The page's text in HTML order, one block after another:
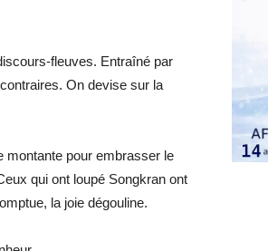
fleuves. Entraîné par
On devise sur la
montante pour embrasser le
qui ont loupé Songkran ont
la joie dégouline.